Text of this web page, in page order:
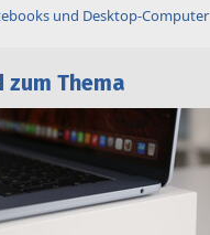
und Desktop-Computer
zum Thema